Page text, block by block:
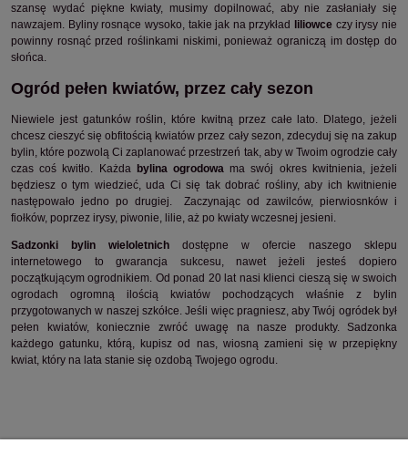
szansę wydać piękne kwiaty, musimy dopilnować, aby nie zasłaniały się
nawzajem. Byliny rosnące wysoko, takie jak na przykład liliowce czy irysy nie
powinny rosnąć przed roślinkami niskimi, ponieważ ograniczą im dostęp do
słońca.
Ogród pełen kwiatów, przez cały sezon
Niewiele jest gatunków roślin, które kwitną przez całe lato. Dlatego, jeżeli
chcesz cieszyć się obfitością kwiatów przez cały sezon, zdecyduj się na zakup
bylin, które pozwolą Ci zaplanować przestrzeń tak, aby w Twoim ogrodzie cały
czas coś kwitło. Każda bylina ogrodowa ma swój okres kwitnienia, jeżeli
będziesz o tym wiedzieć, uda Ci się tak dobrać rośliny, aby ich kwitnienie
następowało jedno po drugiej. Zaczynając od zawilców, pierwiosnków i
fiołków, poprzez irysy, piwonie, lilie, aż po kwiaty wczesnej jesieni.
Sadzonki bylin wieloletnich dostępne w ofercie naszego sklepu
internetowego to gwarancja sukcesu, nawet jeżeli jesteś dopiero
początkującym ogrodnikiem. Od ponad 20 lat nasi klienci cieszą się w swoich
ogrodach ogromną ilością kwiatów pochodzących właśnie z bylin
przygotowanych w naszej szkółce. Jeśli więc pragniesz, aby Twój ogródek był
pełen kwiatów, koniecznie zwróć uwagę na nasze produkty. Sadzonka
każdego gatunku, którą, kupisz od nas, wiosną zamieni się w przepiękny
kwiat, który na lata stanie się ozdobą Twojego ogrodu.